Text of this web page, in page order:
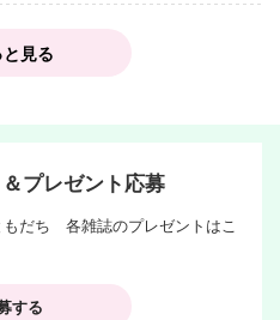
と見る
プレゼント応募
だち 各雑誌のプレゼントはこ
する